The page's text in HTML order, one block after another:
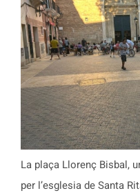
La plaça Llorenç Bisbal,
per l’esglesia de Santa